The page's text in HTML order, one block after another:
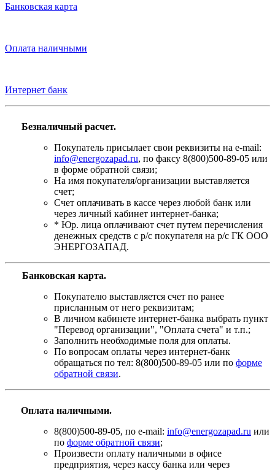
Банковская карта
Оплата наличными
Интернет банк
Безналичный расчет.
Покупатель присылает свои реквизиты на e-mail:
info@energozapad.ru, по факсу 8(800)500-89-05 или
в форме обратной связи;
На имя покупателя/организации выставляется
счет;
Счет оплачивать в кассе через любой банк или
через личный кабинет интернет-банка;
* Юр. лица оплачивают счет путем перечисления
денежных средств с р/с покупателя на р/с ГК ООО
ЭНЕРГОЗАПАД.
Банковская карта.
Покупателю выставляется счет по ранее
присланным от него реквизитам;
В личном кабинете интернет-банка выбрать пункт
"Перевод организации", "Оплата счета" и т.п.;
Заполнить необходимые поля для оплаты.
По вопросам оплаты через интернет-банк
обращаться по тел: 8(800)500-89-05 или по форме
обратной связи.
Оплата наличными.
8(800)500-89-05, по e-mail: info@energozapad.ru или
по форме обратной связи;
Произвести оплату наличными в офисе
предприятия, через кассу банка или через